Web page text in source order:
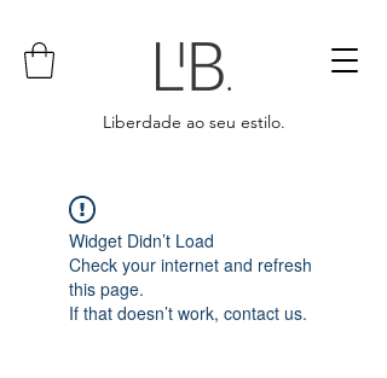
Liberdade ao seu estilo.
Widget Didn’t Load
Check your internet and refresh
this page.
If that doesn’t work, contact us.